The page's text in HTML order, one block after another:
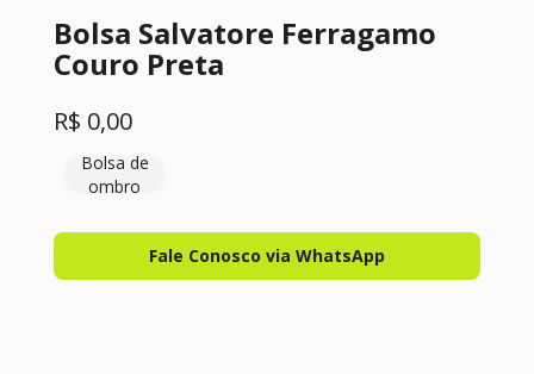
Bolsa Salvatore Ferragamo
Couro Preta
R$ 0,00
Bolsa de
ombro
Fale Conosco via WhatsApp